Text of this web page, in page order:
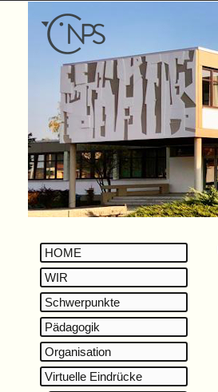
HOME
WIR
Schwerpunkte
Pädagogik
Organisation
Virtuelle Eindrücke